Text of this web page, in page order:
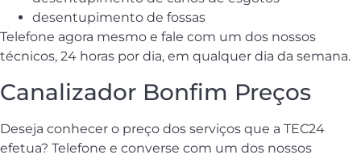
desentupimento de fossas
Telefone agora mesmo e fale com um dos nossos
técnicos, 24 horas por dia, em qualquer dia da semana.
Canalizador Bonfim Preços
Deseja conhecer o preço dos serviços que a TEC24
efetua? Telefone e converse com um dos nossos